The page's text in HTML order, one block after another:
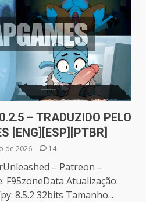
– TRADUZIDO PELO
[ENG][ESP][PTBR]
de 2026 14
– Patreon –
F95zoneData Atualização:
8.5.2 32bits Tamanho...